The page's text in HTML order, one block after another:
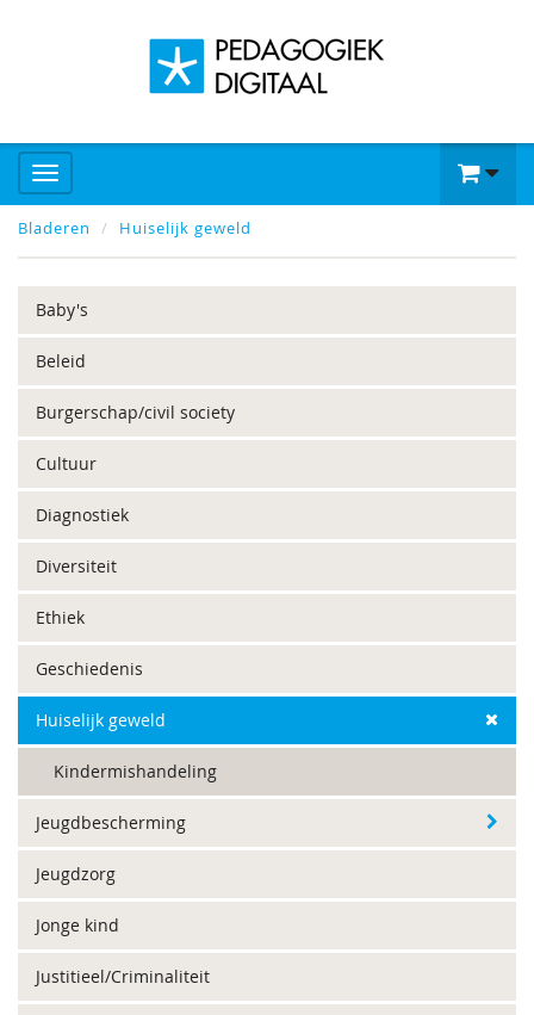
Bladeren Huiselijk geweld
Baby's
Beleid
Burgerschap/civil society
Cultuur
Diagnostiek
Diversiteit
Ethiek
Geschiedenis
Huiselijk geweld
Kindermishandeling
Jeugdbescherming
Jeugdzorg
Jonge kind
Justitieel/Criminaliteit